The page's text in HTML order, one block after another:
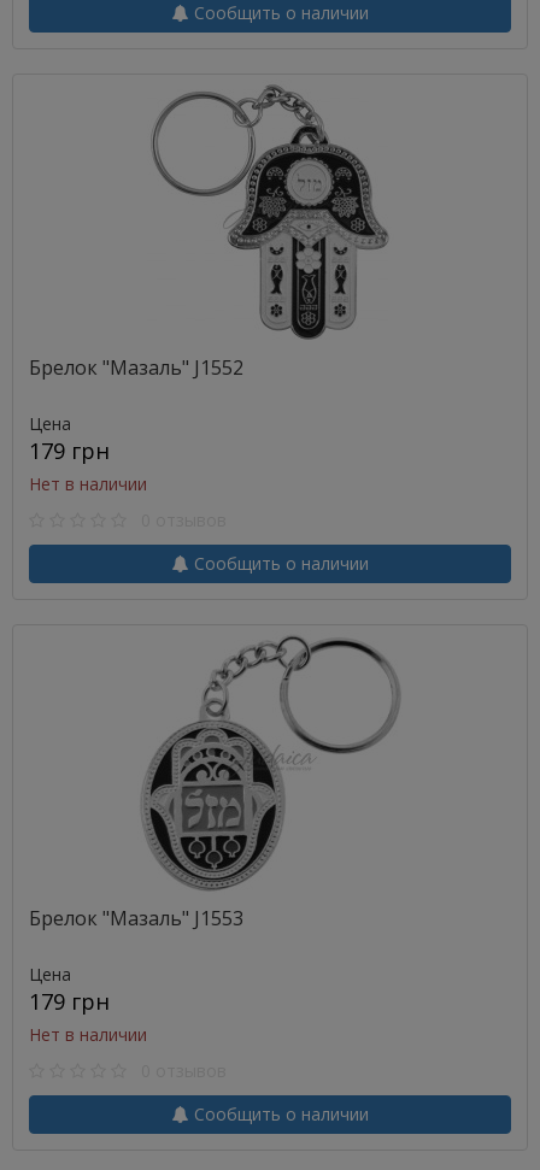
Сообщить о наличии
Брелок "Мазаль" J1552
Цена
179 грн
Нет в наличии
Сообщить о наличии
Брелок "Мазаль" J1553
Цена
179 грн
Нет в наличии
Сообщить о наличии